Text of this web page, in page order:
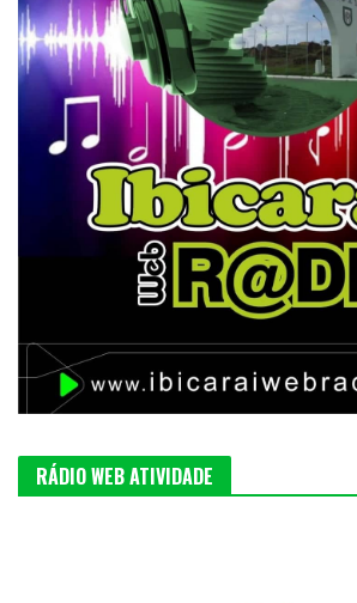
RÁDIO WEB ATIVIDADE